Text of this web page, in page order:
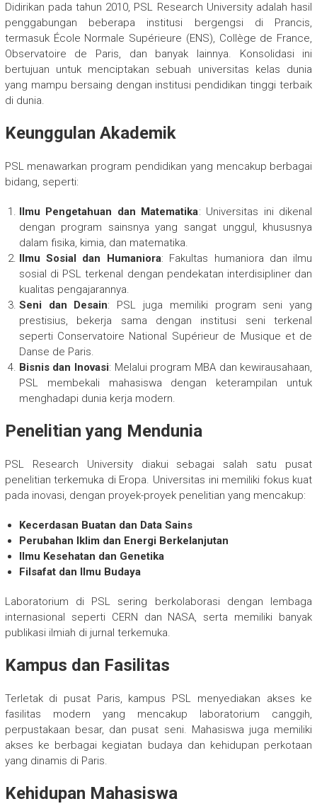
Didirikan pada tahun 2010, PSL Research University adalah hasil
penggabungan beberapa institusi bergengsi di Prancis,
termasuk École Normale Supérieure (ENS), Collège de France,
Observatoire de Paris, dan banyak lainnya. Konsolidasi ini
bertujuan untuk menciptakan sebuah universitas kelas dunia
yang mampu bersaing dengan institusi pendidikan tinggi terbaik
di dunia.
Keunggulan Akademik
PSL menawarkan program pendidikan yang mencakup berbagai
bidang, seperti:
Ilmu Pengetahuan dan Matematika: Universitas ini dikenal
dengan program sainsnya yang sangat unggul, khususnya
dalam fisika, kimia, dan matematika.
Ilmu Sosial dan Humaniora: Fakultas humaniora dan ilmu
sosial di PSL terkenal dengan pendekatan interdisipliner dan
kualitas pengajarannya.
Seni dan Desain: PSL juga memiliki program seni yang
prestisius, bekerja sama dengan institusi seni terkenal
seperti Conservatoire National Supérieur de Musique et de
Danse de Paris.
Bisnis dan Inovasi: Melalui program MBA dan kewirausahaan,
PSL membekali mahasiswa dengan keterampilan untuk
menghadapi dunia kerja modern.
Penelitian yang Mendunia
PSL Research University diakui sebagai salah satu pusat
penelitian terkemuka di Eropa. Universitas ini memiliki fokus kuat
pada inovasi, dengan proyek-proyek penelitian yang mencakup:
Kecerdasan Buatan dan Data Sains
Perubahan Iklim dan Energi Berkelanjutan
Ilmu Kesehatan dan Genetika
Filsafat dan Ilmu Budaya
Laboratorium di PSL sering berkolaborasi dengan lembaga
internasional seperti CERN dan NASA, serta memiliki banyak
publikasi ilmiah di jurnal terkemuka.
Kampus dan Fasilitas
Terletak di pusat Paris, kampus PSL menyediakan akses ke
fasilitas modern yang mencakup laboratorium canggih,
perpustakaan besar, dan pusat seni. Mahasiswa juga memiliki
akses ke berbagai kegiatan budaya dan kehidupan perkotaan
yang dinamis di Paris.
Kehidupan Mahasiswa